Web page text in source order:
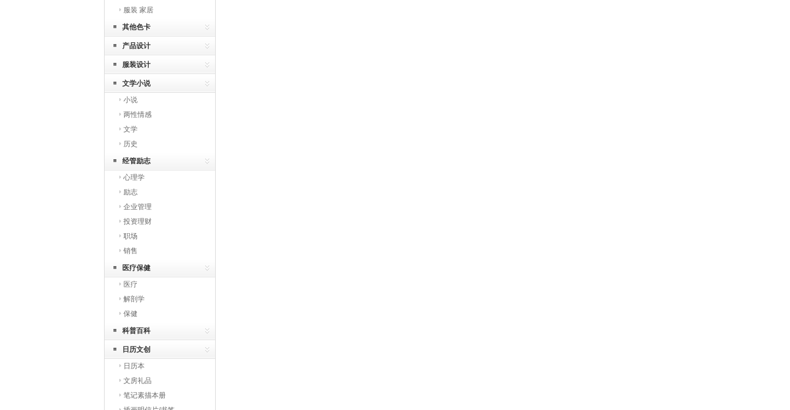
服装 家居
其他色卡
产品设计
服装设计
文学小说
小说
两性情感
文学
历史
经管励志
心理学
励志
企业管理
投资理财
职场
销售
医疗保健
医疗
解剖学
保健
科普百科
日历文创
日历本
文房礼品
笔记素描本册